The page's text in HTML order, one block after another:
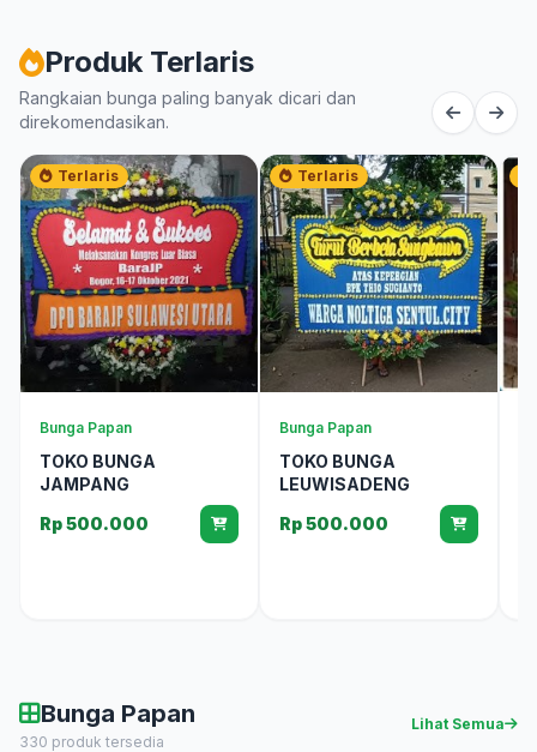
Produk Terlaris
Rangkaian bunga paling banyak dicari dan
direkomendasikan.
Terlaris
Bunga Papan
TOKO BUNGA
JAMPANG
Rp 500.000
Terlaris
Bunga Papan
TOKO BUNGA
LEUWISADENG
Rp 500.000
Bunga Papan
330 produk tersedia
Lihat Semua